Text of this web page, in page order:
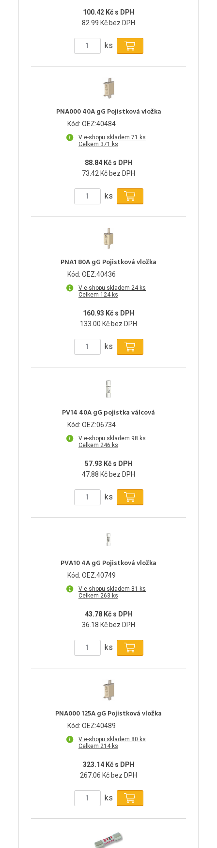
100.42 Kč s DPH
82.99 Kč bez DPH
ks
PNA000 40A gG Pojistková vložka
Kód: OEZ:40484
V e-shopu skladem 71 ks
Celkem 371 ks
88.84 Kč s DPH
73.42 Kč bez DPH
ks
PNA1 80A gG Pojistková vložka
Kód: OEZ:40436
V e-shopu skladem 24 ks
Celkem 124 ks
160.93 Kč s DPH
133.00 Kč bez DPH
ks
PV14 40A gG pojistka válcová
Kód: OEZ:06734
V e-shopu skladem 98 ks
Celkem 246 ks
57.93 Kč s DPH
47.88 Kč bez DPH
ks
PVA10 4A gG Pojistková vložka
Kód: OEZ:40749
V e-shopu skladem 81 ks
Celkem 263 ks
43.78 Kč s DPH
36.18 Kč bez DPH
ks
PNA000 125A gG Pojistková vložka
Kód: OEZ:40489
V e-shopu skladem 80 ks
Celkem 214 ks
323.14 Kč s DPH
267.06 Kč bez DPH
ks